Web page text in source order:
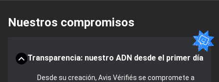
Nuestros compromisos
Transparencia: nuestro ADN desde el primer día
Desde su creación, Avis Vérifiés se compromete a